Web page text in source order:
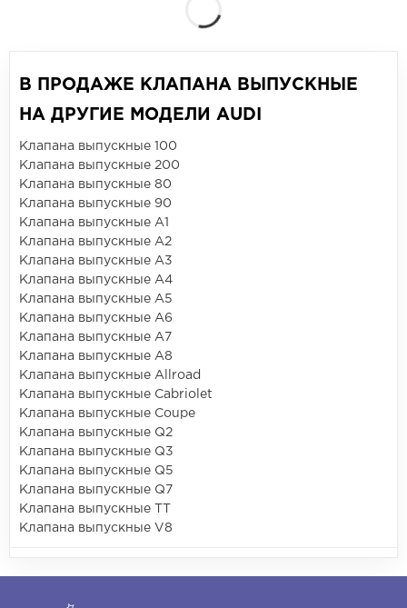
В ПРОДАЖЕ КЛАПАНА ВЫПУСКНЫЕ
НА ДРУГИЕ МОДЕЛИ AUDI
Клапана выпускные 100
Клапана выпускные 200
Клапана выпускные 80
Клапана выпускные 90
Клапана выпускные A1
Клапана выпускные A2
Клапана выпускные A3
Клапана выпускные A4
Клапана выпускные A5
Клапана выпускные A6
Клапана выпускные A7
Клапана выпускные A8
Клапана выпускные Allroad
Клапана выпускные Cabriolet
Клапана выпускные Coupe
Клапана выпускные Q2
Клапана выпускные Q3
Клапана выпускные Q5
Клапана выпускные Q7
Клапана выпускные TT
Клапана выпускные V8